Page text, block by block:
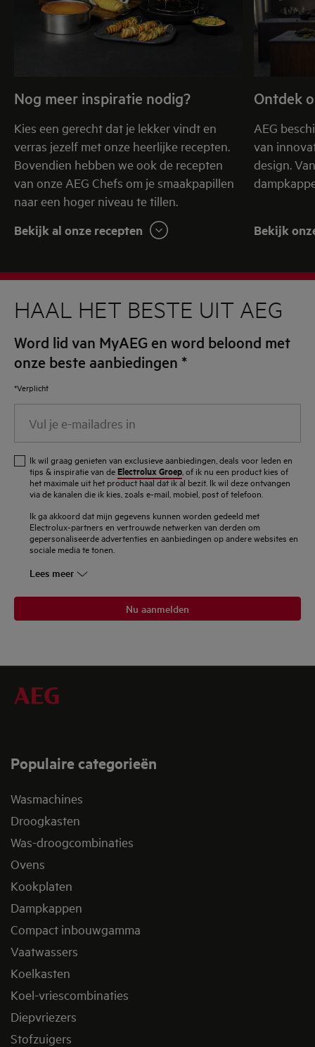
Nog meer inspiratie nodig?
Kies een gerecht dat je lekker vindt en
verras jezelf met onze heerlijke recepten.
Bovendien hebben we ook de recepten
van onze AEG Chefs om je smaakpapillen
naar een hoger niveau te tillen.
Bekijk al onze recepten
Ontdek
AEG
van
design.
Bekijk
HAAL HET BESTE UIT AEG
Word lid van MyAEG en word beloond met
onze beste aanbiedingen *
*Verplicht
mailadres
Ik wil graag genieten van exclusieve aanbiedingen, deals voor leden en
tips & inspiratie van de Electrolux Groep , of ik nu een product kies of
het maximale uit het product haal dat ik al bezit. Ik wil deze ontvangen
via de kanalen die ik kies, zoals e-mail, mobiel, post of telefoon.
Ik ga akkoord dat mijn gegevens kunnen worden gedeeld met
Electrolux-partners en vertrouwde netwerken van derden om
gepersonaliseerde advertenties en aanbiedingen op andere websites en
sociale media te tonen.
Lees meer
Nu aanmelden
Populaire categorieën
Wasmachines
Droogkasten
Was-droogcombinaties
Ovens
Kookplaten
Dampkappen
Compact inbouwgamma
Vaatwassers
Koelkasten
Koel-vriescombinaties
Diepvriezers
Stofzuigers